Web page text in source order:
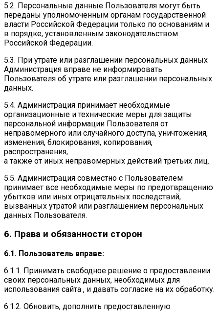
5.2. Персональные данные Пользователя могут быть
переданы уполномоченным органам государственной
власти Российской Федерации только по основаниям и
в порядке, установленным законодательством
Российской Федерации.
5.3. При утрате или разглашении персональных данных
Администрация вправе не информировать
Пользователя об утрате или разглашении персональных
данных.
5.4. Администрация принимает необходимые
организационные и технические меры для защиты
персональной информации Пользователя от
неправомерного или случайного доступа, уничтожения,
изменения, блокирования, копирования,
распространения,
а также от иных неправомерных действий третьих лиц.
5.5. Администрация совместно с Пользователем
принимает все необходимые меры по предотвращению
убытков или иных отрицательных последствий,
вызванных утратой или разглашением персональных
данных Пользователя.
6. Права и обязанности сторон
6.1. Пользователь вправе:
6.1.1. Принимать свободное решение о предоставлении
своих персональных данных, необходимых для
использования сайта , и давать согласие на их обработку.
6.1.2. Обновить, дополнить предоставленную